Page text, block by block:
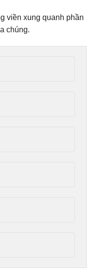
viền xung quanh phần
chúng.